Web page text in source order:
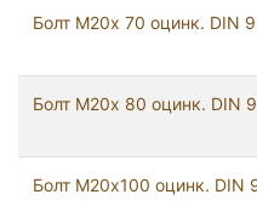
Болт М20х 70 оцинк. DIN
Болт М20х 80 оцинк. DIN
Болт М20х100 оцинк. DIN